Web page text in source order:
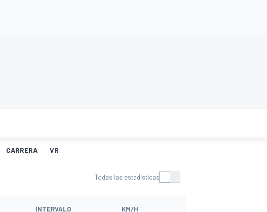
CARRERA VR
Todas las estadísticas
INTERVALO KM/H